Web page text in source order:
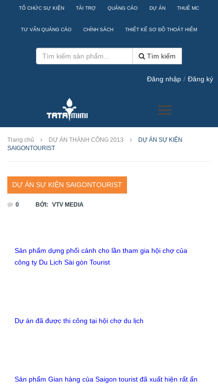
TỔ CHỨC SỰ KIỆN TÀI TRỢ QUẢNG CÁO DỰ ÁN THUÊ MC
TƯ VẤN QUẢNG CÁO CHÍNH SÁCH THIẾT KẾ SƠ ĐỒ THOÁT HIỂM
Tìm kiếm
Đăng nhập / Đăng ký
Trang chủ DỰ ÁN THÀNH CÔNG 2013
DỰ ÁN SỰ KIỆN
SAIGONTOURIST
DỰ ÁN SỰ KIỆN SAIGONTOURIST
0 BỞI: VTV MEDIA
Sản phẩm dựng phối cảnh cho lần tham gia hội chợ của
công ty Du Lịch Sài gòn Tourist
Dự án đã được thi công tại hội chợ du lịch
Sản phẩm Gian hàng của Saigon tourist đã xuất hiện rất ấn